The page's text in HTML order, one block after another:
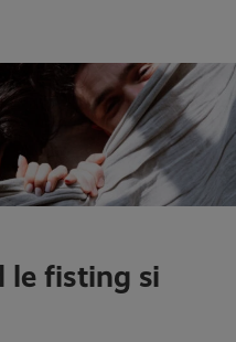
le fisting si